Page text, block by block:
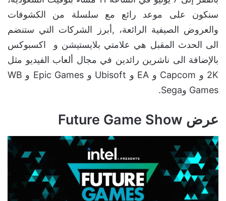
سنكون على موعد رائع مع سلسلة من الكشوفات
والعروض الصيفية الرائعة، ,أبرز الشركات التي ستنضم
الى الحدث المقبل هي علامتي بلايستيشن و اكسبوكس
بالإضافة الى ناشرين رائدين في مجال ألعاب الفيديو مثل
2K و Capcom و EA و Ubisoft و Epic Games و WB
Games وSega.
عرض Future Game Show